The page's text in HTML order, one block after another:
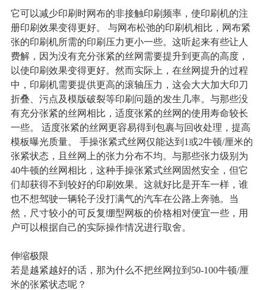
它可以减少印刷时网布的非接触印刷频率，使印刷机的注
册印刷效果变得更好。 与网布松弛的印刷机相比，网布紧
张的印刷机所需的印刷压力更小一些。这听起来有些让人
费解，因为没有充分张紧的丝网需要提升到更高的高度，
以使印刷效果变得更好。然而实际上，在丝网提升的过程
中，印刷机需要提供更高的滚轴压力，这会大大加大印刀
折叠、污点及模版破裂等印刷问题的发生几率。与那些没
有充分张紧的丝网相比，适度张紧的丝网的使用寿命较长
一些。 适度张紧的丝网更容易得到包裹与回收处理，提高
模板曝光质量。 手操张紧式丝网仅能达到1或2牛顿/厘米的
张紧状态，且丝网上的张力分布不均。与那些张力级别为
40牛顿的丝网相比，这种手操张紧式丝网固然安全，但它
们却获得不到较好的印刷效果。这就好比是开车一样，谁
也不想驾驶一辆轮子没打满气的汽车在公路上奔驰。当
然，尺寸较小的可反复绷型网板的价格相对便宜一些，用
户可以根据自己的实际操作情况进行取舍。
伸缩极限
若是越紧越好的话，那为什么不把丝网拉到50-100牛顿/厘
米的张紧状态呢？